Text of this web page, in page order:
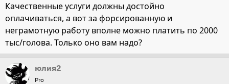
Качественные услуги должны достойно
оплачиваться, а вот за форсированную и
неграмотную работу вполне можно платить по 2000
тыс/голова. Только оно вам надо?
юлия2
Pro